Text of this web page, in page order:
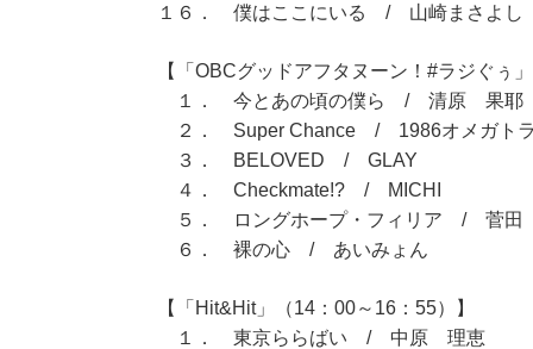
１６． 僕はここにいる / 山崎まさよし
【「OBCグッドアフタヌーン！#ラジぐぅ
１． 今とあの頃の僕ら / 清原 果耶
２． Super Chance / 1986オメガト
３． BELOVED / GLAY
４． Checkmate!? / MICHI
５． ロングホープ・フィリア / 菅
６． 裸の心 / あいみょん
【「Hit&Hit」（14：00～16：55）】
１． 東京ららばい / 中原 理恵